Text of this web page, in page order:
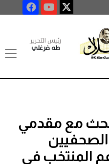
رئيس التحرير
طه فرغلي
يبحث مع مقدمي
المنتخب في